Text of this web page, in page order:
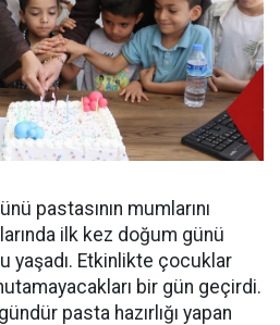
pastasının mumlarını
ilk kez doğum günü
yaşadı. Etkinlikte çocuklar
bir gün geçirdi.
pasta hazırlığı yapan